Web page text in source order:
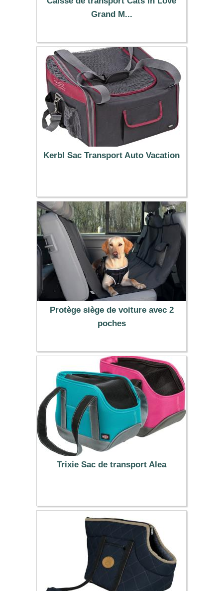
Grand M...
23.79 €
Kerbl Sac Transport Auto Vacation
42.79 €
Protège siège de voiture avec 2
poches
22.99 €
Trixie Sac de transport Alea
21.99 €